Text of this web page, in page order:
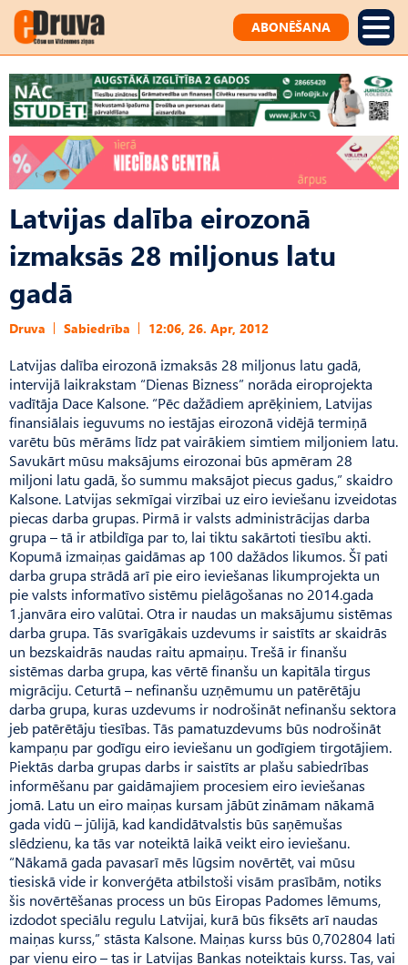
ABONĒŠANA
Latvijas dalība eirozonā
izmaksās 28 miljonus latu
gadā
Druva Sabiedrība 12:06, 26. Apr, 2012
Latvijas dalība eirozonā izmaksās 28 miljonus latu gadā,
intervijā laikrakstam “Dienas Bizness” norāda eiroprojekta
vadītāja Dace Kalsone. “Pēc dažādiem aprēķiniem, Latvijas
finansiālais ieguvums no iestājas eirozonā vidējā termiņā
varētu būs mērāms līdz pat vairākiem simtiem miljoniem latu.
Savukārt mūsu maksājums eirozonai būs apmēram 28
miljoni latu gadā, šo summu maksājot piecus gadus,” skaidro
Kalsone. Latvijas sekmīgai virzībai uz eiro ieviešanu izveidotas
piecas darba grupas. Pirmā ir valsts administrācijas darba
grupa – tā ir atbildīga par to, lai tiktu sakārtoti tiesību akti.
Kopumā izmaiņas gaidāmas ap 100 dažādos likumos. Šī pati
darba grupa strādā arī pie eiro ieviešanas likumprojekta un
pie valsts informatīvo sistēmu pielāgošanas no 2014.gada
1.janvāra eiro valūtai. Otra ir naudas un maksājumu sistēmas
darba grupa. Tās svarīgākais uzdevums ir saistīts ar skaidrās
un bezskaidrās naudas raitu apmaiņu. Trešā ir finanšu
sistēmas darba grupa, kas vērtē finanšu un kapitāla tirgus
migrāciju. Ceturtā – nefinanšu uzņēmumu un patērētāju
darba grupa, kuras uzdevums ir nodrošināt nefinanšu sektora
jeb patērētāju tiesības. Tās pamatuzdevums būs nodrošināt
kampaņu par godīgu eiro ieviešanu un godīgiem tirgotājiem.
Piektās darba grupas darbs ir saistīts ar plašu sabiedrības
informēšanu par gaidāmajiem procesiem eiro ieviešanas
jomā. Latu un eiro maiņas kursam jābūt zināmam nākamā
gada vidū – jūlijā, kad kandidātvalstis būs saņēmušas
slēdzienu, ka tās var noteiktā laikā veikt eiro ieviešanu.
“Nākamā gada pavasarī mēs lūgsim novērtēt, vai mūsu
tiesiskā vide ir konverģēta atbilstoši visām prasībām, notiks
šis novērtēšanas process un būs Eiropas Padomes lēmums,
izdodot speciālu regulu Latvijai, kurā būs fiksēts arī naudas
maiņas kurss,” stāsta Kalsone. Maiņas kurss būs 0,702804 lati
par vienu eiro – tas ir Latvijas Bankas noteiktais kurss. Tas, vai